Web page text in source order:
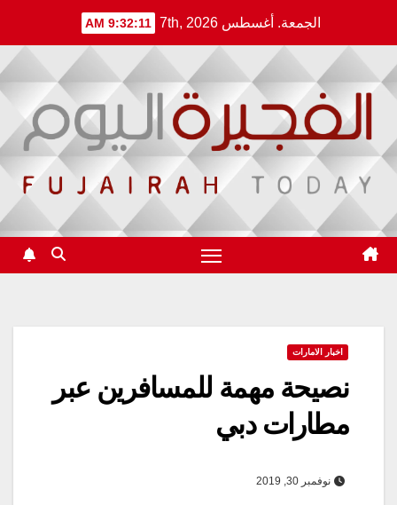
content
الجمعة. أغسطس 7th, 2026 9:32:12 AM
اخبار الامارات
نصيحة مهمة للمسافرين عبر
مطارات دبي
نوفمبر 30, 2019